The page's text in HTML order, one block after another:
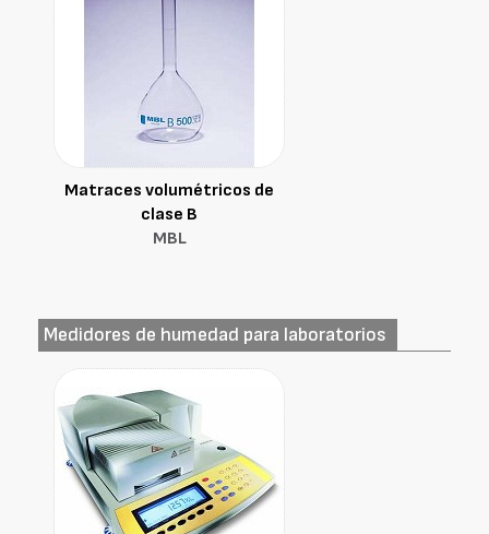
Matraces volumétricos de
clase B
MBL
Medidores de humedad para laboratorios